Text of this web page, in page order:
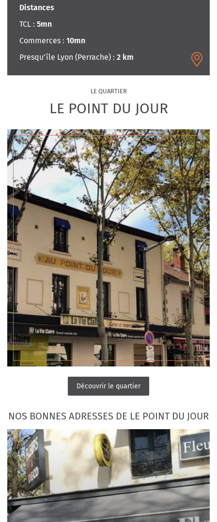
Distances
TCL : 5mn
Commerces : 10mn
Presqu’île Lyon (Perrache) : 2 km
LE QUARTIER
LE POINT DU JOUR
Découvrir le quartier
NOS BONNES ADRESSES DE LE POINT DU JOUR